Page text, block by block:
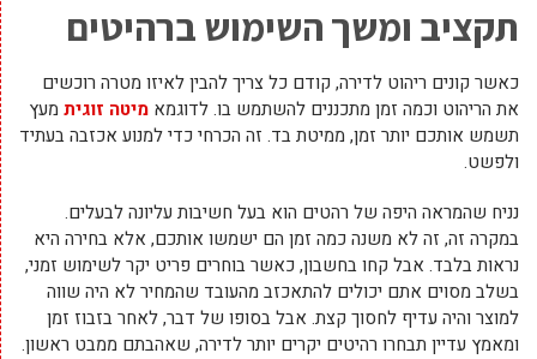
תקציב ומשך השימוש ברהיטים
כאשר קונים ריהוט לדירה, קודם כל צריך להבין לאיזו מטרה רוכשים
את הריהוט וכמה זמן מתכננים להשתמש בו. לדוגמא מיטה זוגית מעץ
תשמש אותכם יותר זמן, ממיטת בד. זה הכרחי כדי למנוע אכזבה בעתיד
ולפשט.
נניח שהמראה היפה של רהטים הוא בעל חשיבות עליונה לבעלים.
במקרה זה, זה לא משנה כמה זמן הם ישמשו אותכם, אלא בחירה היא
נראות בלבד. אבל קחו בחשבון, כאשר בוחרים פריט יקר לשימוש זמני,
בשלב מסוים אתם יכולים להתאכזב מהעובד שהמחיר לא היה שווה
למוצר והיה עדיף לחסוך קצת. אבל בסופו של דבר, לאחר בזבוז זמן
ומאמץ עדיין תבחרו רהיטים יקרים יותר לדירה, שאהבתם ממבט ראשון.